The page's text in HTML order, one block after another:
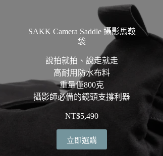
SAKK Camera Saddle 攝影馬鞍
袋
說拍就拍、說走就走
高耐用防水布料
重量僅800克
攝影師必備的鏡頭支撐利器
NT$5,490
立即選購